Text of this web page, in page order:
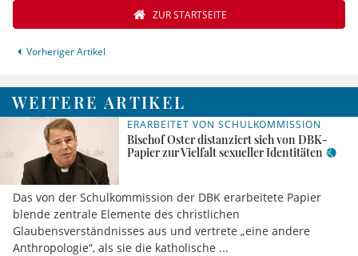
Vorheriger Artikel
ZUR STARTSEITE
WEITERE ARTIKEL
ERARBEITET VON SCHULKOMMISSION
Bischof Oster distanziert sich von DBK-
Papier zur Vielfalt sexueller Identitäten
Das von der Schulkommission der DBK erarbeitete Papier
blende zentrale Elemente des christlichen
Glaubensverständnisses aus und vertrete „eine andere
Anthropologie“, als sie die katholische ...